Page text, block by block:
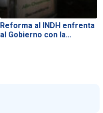
Reforma al INDH enfrenta
al Gobierno con la…